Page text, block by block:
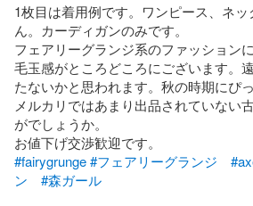
1枚目は着用例です。ワンピース、ネ
ん。カーディガンのみです。
フェアリーグランジ系のファッション
毛玉感がところどころにございます。
たないかと思われます。秋の時期にぴっ
メルカリではあまり出品されていない
がでしょうか。
#fairygrunge#フェアリーグランジ
ン
#森ガール